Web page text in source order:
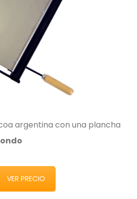
argentina con una plancha
VER PRECIO